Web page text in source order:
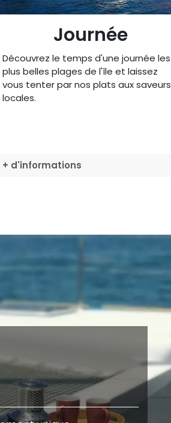
Journée
Découvrez le temps d'une journée les
plus belles plages de l'île et laissez
vous tenter par nos plats aux saveurs
locales.
+ d'informations